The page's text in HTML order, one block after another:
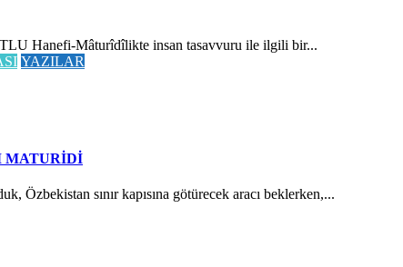
Hanefi-Mâturîdîlikte insan tasavvuru ile ilgili bir...
YAZILAR
MATURİDİ
sınır kapısına götürecek aracı beklerken,...